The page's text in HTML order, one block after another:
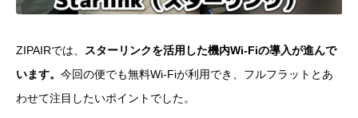
ZIPAIRでは、 スターリンクを活用した機内Wi-Fiの導入が進んで
います。 今回の便でも無料Wi-Fiが利用でき、フルフラットとあ
わせて注目したいポイントでした。